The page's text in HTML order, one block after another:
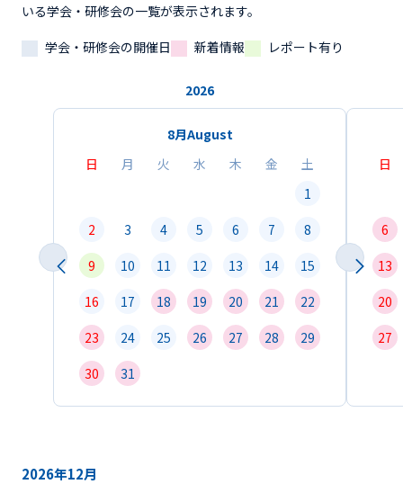
いる学会・研修会の一覧が表示されます。
学会・研修会の開催日
新着情報 レポート有り
2026
8月August
日
月 火 水 木 金
土
1
2
3 4 5 6 7
8
9
10 11 12 13 14
15
16
17 18 19 20 21
22
23
24 25 26 27 28
29
30
31
日
6
13
20
27
2026年12月